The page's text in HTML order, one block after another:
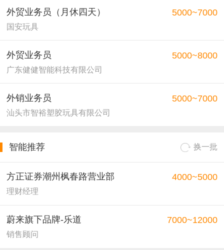
外贸业务员（月休四天）
国安玩具
5000~7000
外贸业务员
广东健健智能科技有限公司
5000~8000
外销业务员
汕头市智裕塑胶玩具有限公司
5000~7000
智能推荐 换一批
方正证券潮州枫春路营业部
理财经理
4000~5000
蔚来旗下品牌-乐道
销售顾问
7000~12000